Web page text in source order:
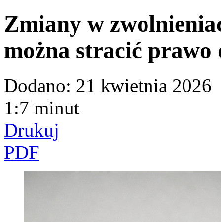
Zmiany w
można stracić prawo
Dodano: 21 kwietnia 2026
1:7 minut
Drukuj
PDF